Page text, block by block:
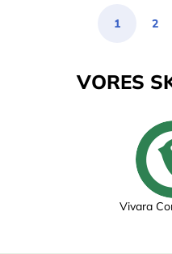
Du læser i
1 Side
2
VORES
Vivara